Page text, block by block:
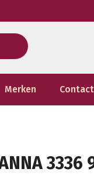
Merken Contact
3336